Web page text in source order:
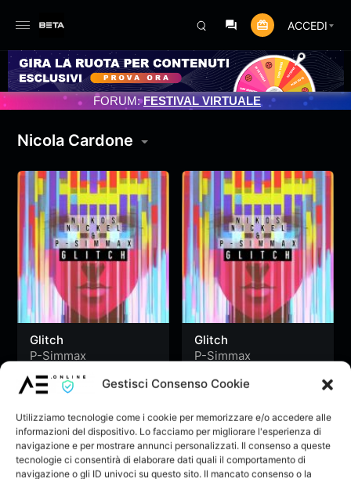
Gestisci Consenso Cookie
Utilizziamo tecnologie come i cookie per memorizzare e/o accedere alle
informazioni del dispositivo. Lo facciamo per migliorare l'esperienza di
navigazione e per mostrare annunci personalizzati. Il consenso a queste
tecnologie ci consentirà di elaborare dati quali il comportamento di
navigazione o gli ID univoci su questo sito. Il mancato consenso o la
ACCEDI
PROGRAMMATO 3/07/2025
FORUM:FESTIVAL VIRTUALE
Nicola Cardone
Glitch
P-Simmax
Ascolta
Glitch
P-Simmax
Ascolta